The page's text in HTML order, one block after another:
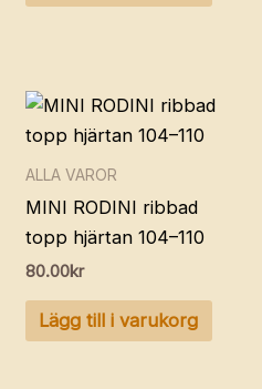
ALLA VAROR
MINI RODINI ribbad
topp hjärtan 104–110
80.00kr
Lägg till i varukorg